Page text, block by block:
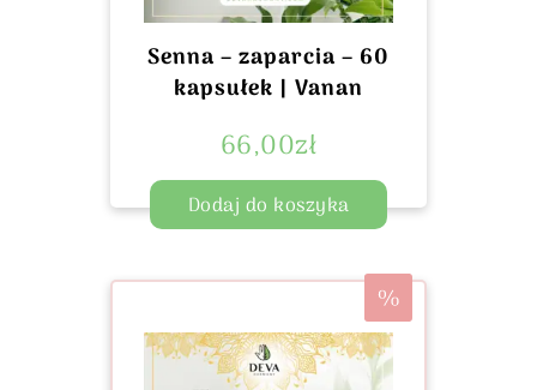
Senna – zaparcia – 60
kapsułek | Vanan
66,00zł
Dodaj do koszyka